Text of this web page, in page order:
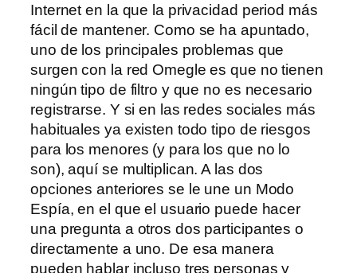
Internet en la que la privacidad period más
fácil de mantener. Como se ha apuntado,
uno de los principales problemas que
surgen con la red Omegle es que no tienen
ningún tipo de filtro y que no es necesario
registrarse. Y si en las redes sociales más
habituales ya existen todo tipo de riesgos
para los menores (y para los que no lo
son), aquí se multiplican. A las dos
opciones anteriores se le une un Modo
Espía, en el que el usuario puede hacer
una pregunta a otros dos participantes o
directamente a uno. De esa manera
pueden hablar incluso tres personas y